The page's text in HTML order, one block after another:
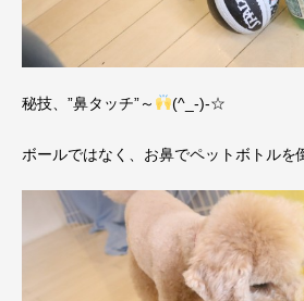
秘技、”鼻タッチ”～ (^_-)-☆
ボールではなく、お鼻でペットボトルを